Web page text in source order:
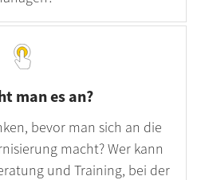
man es an?
bevor man sich an die
macht? Wer kann
und Training, bei der